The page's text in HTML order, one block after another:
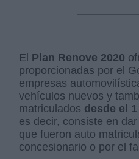
El Plan Renove 2020
proporcionadas por el
empresas
vehículos nuevos y
matriculados desde el
es decir, consiste en
que fueron auto
concesionario o por el